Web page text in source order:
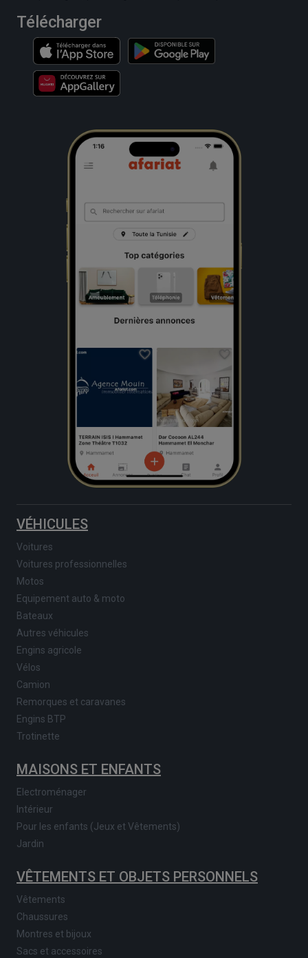
Télécharger
VÉHICULES
Voitures
Voitures professionnelles
Motos
Equipement auto & moto
Bateaux
Autres véhicules
Engins agricole
Vélos
Camion
Remorques et caravanes
Engins BTP
Trotinette
MAISONS ET ENFANTS
Electroménager
Intérieur
Pour les enfants (Jeux et Vêtements)
Jardin
VÊTEMENTS ET OBJETS PERSONNELS
Vêtements
Chaussures
Montres et bijoux
Sacs et accessoires